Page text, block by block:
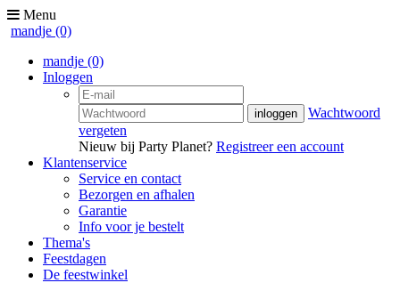
Menu
mandje (0)
mandje (0)
Inloggen
Wachtwoord
vergeten
Nieuw bij Party Planet? Registreer een account
Klantenservice
Service en contact
Bezorgen en afhalen
Garantie
Info voor je bestelt
Thema's
Feestdagen
De feestwinkel